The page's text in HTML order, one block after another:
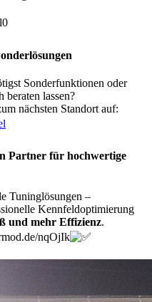
Sonderfunktionen oder
lassen?
nächsten Standort auf:
Partner für hochwertige
Tuninglösungen –
Kennfeldoptimierung
und mehr Effizienz.
nqOjIk